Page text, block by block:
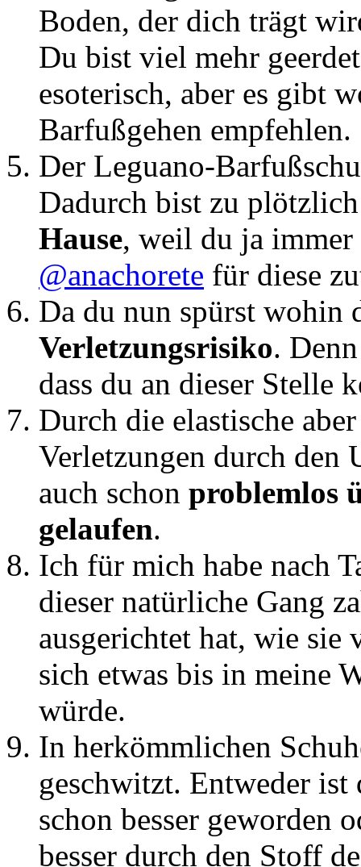
Boden, der dich trägt
Du bist viel mehr
esoterisch, aber es gibt
Barfußgehen empfehlen.
Der Leguano-
Dadurch bist zu
Hause, weil du ja
@anachorete für diese
Da du nun spürst
Verletzungsrisiko.
dass du an dieser Stelle
Durch die elastische
Verletzungen durch den
auch schon problemlos
gelaufen.
Ich für mich habe nach
dieser natürliche Gang
ausgerichtet hat, wie sie
sich etwas bis in meine
würde.
In herkömmlichen
geschwitzt. Entweder ist
schon besser geworden
besser durch den Stoff